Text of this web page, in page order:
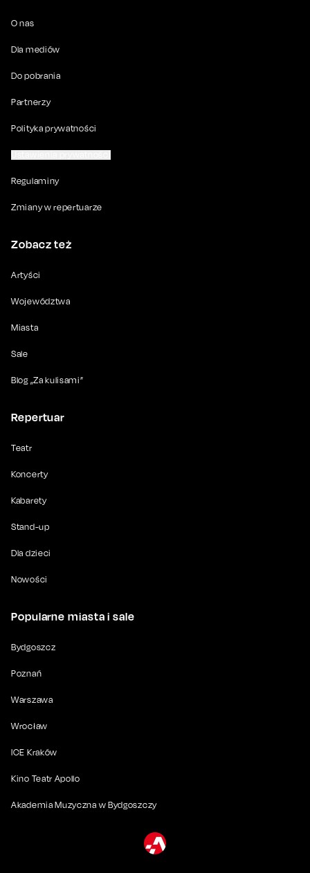
O nas
Dla mediów
Do pobrania
Partnerzy
Polityka prywatności
Regulaminy
Zmiany w repertuarze
Zobacz też
Artyści
Województwa
Miasta
Sale
Blog „Za kulisami”
Repertuar
Teatr
Koncerty
Kabarety
Stand-up
Dla dzieci
Nowości
Popularne miasta i sale
Bydgoszcz
Poznań
Warszawa
Wrocław
ICE Kraków
Kino Teatr Apollo
Akademia Muzyczna w Bydgoszczy